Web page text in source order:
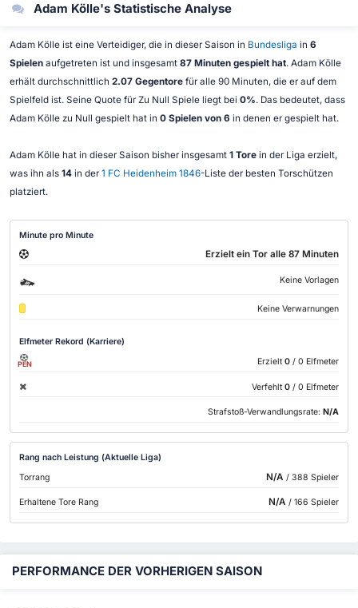
Adam Kölle's Statistische Analyse
Adam Kölle ist eine Verteidiger, die in dieser Saison in Bundesliga in 6
Spielenaufgetreten ist und insgesamt 87 Minuten gespielt hat. Adam Kölle
erhält durchschnittlich 2.07 Gegentorefür alle 90 Minuten, die er auf dem
Spielfeld ist. Seine Quote für Zu Null Spiele liegt bei 0%. Das bedeutet, dass
Adam Kölle zu Null gespielt hat in 0 Spielen von 6 in denen er gespielt hat.
Adam Kölle hat in dieser Saison bisher insgesamt 1 Torein der Liga erzielt,
was ihn als 14in der 1 FC Heidenheim 1846-Liste der besten Torschützen
platziert.
Minute pro Minute
Erzielt ein Tor alle 87 Minuten
Keine Vorlagen
Keine Verwarnungen
Elfmeter Rekord (Karriere)
PEN Erzielt 0 / 0 Elfmeter
Verfehlt 0 / 0 Elfmeter
Strafstoß-Verwandlungsrate: N/A
Rang nach Leistung (Aktuelle Liga)
Torrang
N/A / 388 Spieler
Erhaltene Tore Rang N/A / 166 Spieler
PERFORMANCE DER VORHERIGEN SAISON